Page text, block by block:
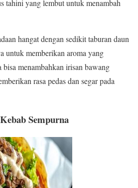
tahini yang lembut untuk menambah
hangat dengan sedikit taburan daun
untuk memberikan aroma yang
menambahkan irisan bawang
rasa pedas dan segar pada
Sempurna